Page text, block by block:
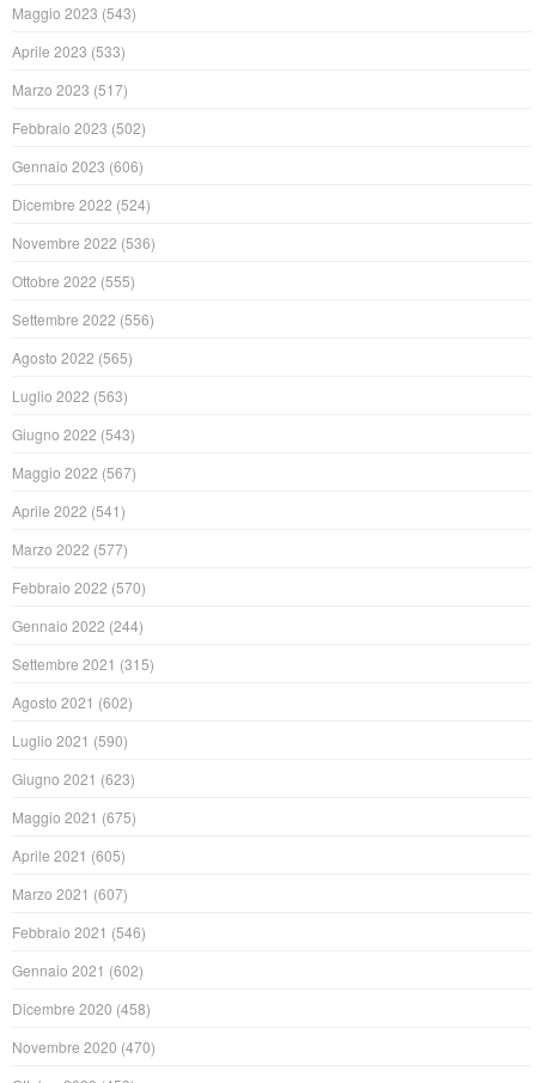
Maggio 2023 (543)
Aprile 2023 (533)
Marzo 2023 (517)
Febbraio 2023 (502)
Gennaio 2023 (606)
Dicembre 2022 (524)
Novembre 2022 (536)
Ottobre 2022 (555)
Settembre 2022 (556)
Agosto 2022 (565)
Luglio 2022 (563)
Giugno 2022 (543)
Maggio 2022 (567)
Aprile 2022 (541)
Marzo 2022 (577)
Febbraio 2022 (570)
Gennaio 2022 (244)
Settembre 2021 (315)
Agosto 2021 (602)
Luglio 2021 (590)
Giugno 2021 (623)
Maggio 2021 (675)
Aprile 2021 (605)
Marzo 2021 (607)
Febbraio 2021 (546)
Gennaio 2021 (602)
Dicembre 2020 (458)
Novembre 2020 (470)